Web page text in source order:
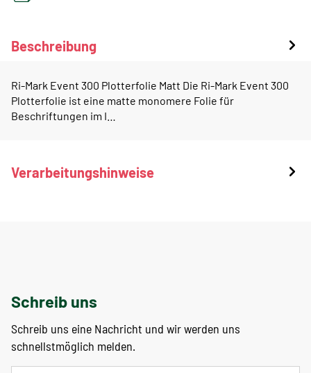
Beschreibung
Ri-Mark Event 300 Plotterfolie Matt Die Ri-Mark Event 300
Plotterfolie ist eine matte monomere Folie für
Beschriftungen im I…
Verarbeitungshinweise
Schreib uns
Schreib uns eine Nachricht und wir werden uns
schnellstmöglich melden.